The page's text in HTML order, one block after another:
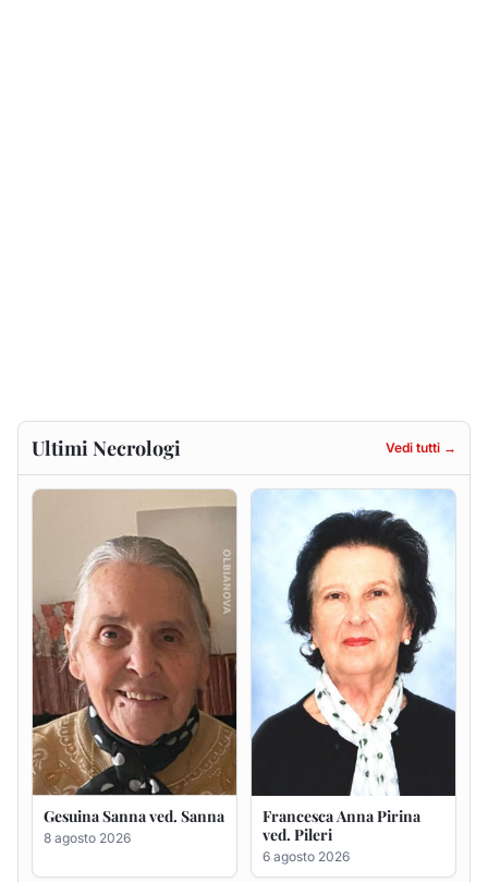
Gesuina Sanna ved. Sanna
Francesca Anna Pirina
ved. Pileri
6 agosto 2026